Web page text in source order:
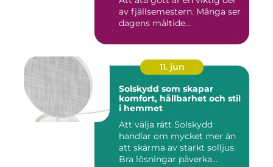
av fjällsemestern. Många ser
dagens måltide...
11. jun
Solskydd som skapar
komfort, hållbarhet och stil
i hemmet
Att välja rätt Solskydd
handlar om mycket mer än
att skärma av starkt solljus.
Bra lösningar påverka...